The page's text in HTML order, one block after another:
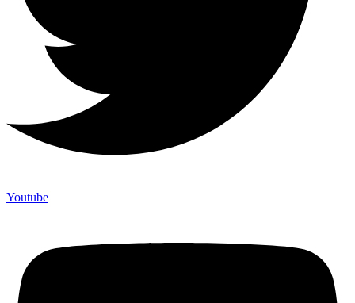
Youtube